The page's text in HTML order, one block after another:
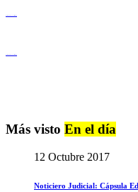
Más visto En el día
12 Octubre 2017
Noticiero Judicial: Cápsula